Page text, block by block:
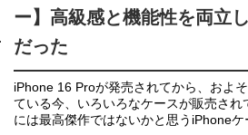
ー】高級感と機能性を両立
だった
iPhone 16 Proが発売されてから、およ
ている今、いろいろなケースが販売され
には最高傑作ではないかと思うiPhone